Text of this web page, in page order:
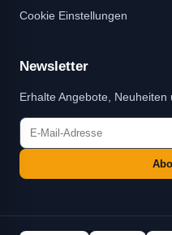
Cookie Einstellungen
Newsletter
Erhalte Angebote, Neuheiten